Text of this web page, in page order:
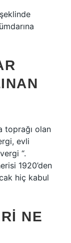
toprağı olan
evli
“.
1920’den
hiç kabul
NE